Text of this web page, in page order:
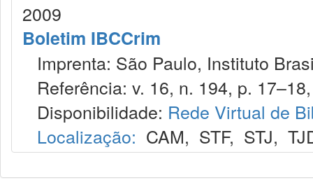
2009
Boletim IBCCrim
Imprenta: São Paulo, Instituto
Referência: v. 16, n. 194, p.
Disponibilidade: Rede Virtual de
Localização: CAM, STF, STJ,